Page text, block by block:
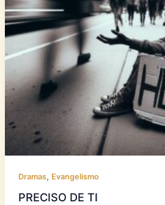
Dramas, Evangelismo
PRECISO DE TI